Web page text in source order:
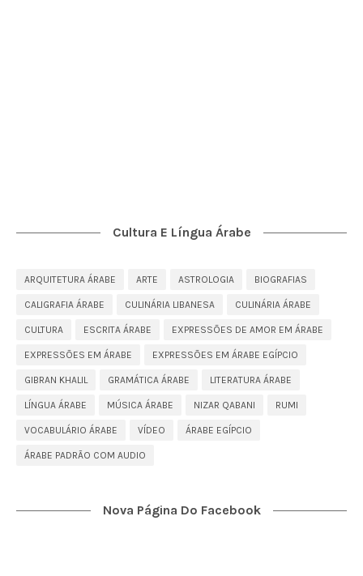
Cultura E Língua Árabe
ARQUITETURA ÁRABE ARTE ASTROLOGIA BIOGRAFIAS
CALIGRAFIA ÁRABE CULINÁRIA LIBANESA CULINÁRIA ÁRABE
CULTURA ESCRITA ÁRABE EXPRESSÕES DE AMOR EM ÁRABE
EXPRESSÕES EM ÁRABE EXPRESSÕES EM ÁRABE EGÍPCIO
GIBRAN KHALIL GRAMÁTICA ÁRABE LITERATURA ÁRABE
LÍNGUA ÁRABE MÚSICA ÁRABE NIZAR QABANI RUMI
VOCABULÁRIO ÁRABE VÍDEO ÁRABE EGÍPCIO
ÁRABE PADRÃO COM AUDIO
Nova Página Do Facebook